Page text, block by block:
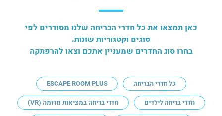
כאן תמצאו את כל חדרי הבריחה שלנו מסודרים לפי
סוגים וקטגוריות שונות.
בחרו סוג החדרים שמעניין אתכם וצאו להרפתקה
כל חדרי הבריחה
ESCAPE ROOM PLUS
חדרי בריחה לילדים
חדרי בריחה במציאות מדומה (VR)